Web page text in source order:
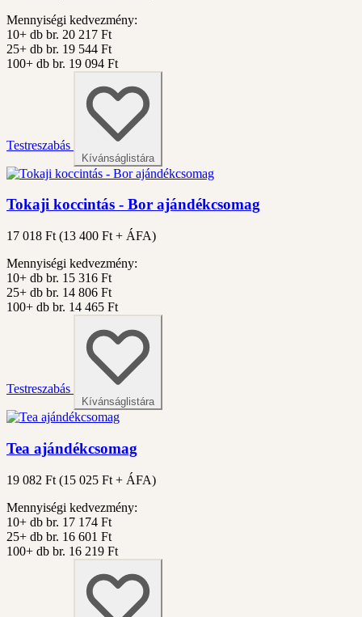
Mennyiségi kedvezmény:
10+ db br. 20 217 Ft
25+ db br. 19 544 Ft
100+ db br. 19 094 Ft
Testreszabás
Kívánságlistára
Tokaji koccintás - Bor ajándékcsomag
17 018 Ft (13 400 Ft + ÁFA)
Mennyiségi kedvezmény:
10+ db br. 15 316 Ft
25+ db br. 14 806 Ft
100+ db br. 14 465 Ft
Testreszabás
Kívánságlistára
Tea ajándékcsomag
19 082 Ft (15 025 Ft + ÁFA)
Mennyiségi kedvezmény:
10+ db br. 17 174 Ft
25+ db br. 16 601 Ft
100+ db br. 16 219 Ft